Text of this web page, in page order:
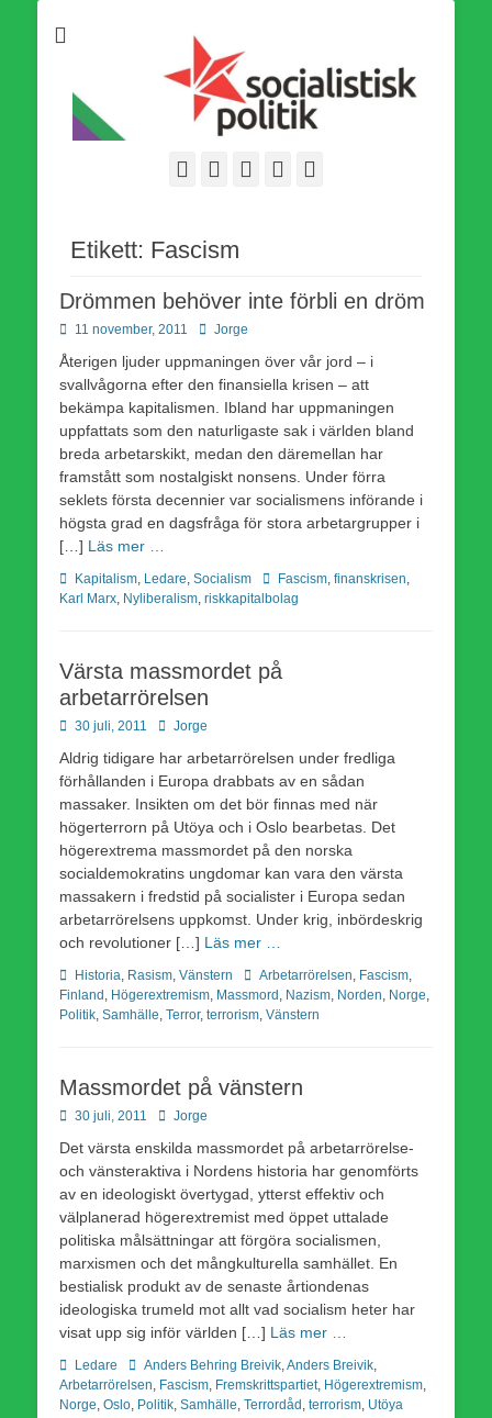
världsomfattande socialistiska Fjärde Internationalen och en viktig
tillgång i kampen för en socialistisk framtid!
FacebookWebbflöde
Instagram
Etikett: Fascism
Drömmen behöver inte förbli en dröm
Publicerad
11 november, 2011 Författare
Jorge
Återigen ljuder uppmaningen över vår jord – i
svallvågorna efter den finansiella krisen – att
bekämpa kapitalismen. Ibland har uppmaningen
uppfattats som den naturligaste sak i världen bland
breda arbetarskikt, medan den däremellan har
framstått som nostalgiskt nonsens. Under förra
seklets första decennier var socialismens införande i
högsta grad en dagsfråga för stora arbetargrupper i
[…] Läs mer …
Kategorier
Kapitalism Ledare Socialism Etiketter
Fascism finanskrisen
Karl Marx Nyliberalism riskkapitalbolag
Värsta massmordet på
arbetarrörelsen
Publicerad
30 juli, 2011 Författare
Jorge
Aldrig tidigare har arbetarrörelsen under fredliga
förhållanden i Europa drabbats av en sådan
massaker. Insikten om det bör finnas med när
högerterrorn på Utöya och i Oslo bearbetas. Det
högerextrema massmordet på den norska
socialdemokratins ungdomar kan vara den värsta
massakern i fredstid på socialister i Europa sedan
arbetarrörelsens uppkomst. Under krig, inbördeskrig
och revolutioner […] Läs mer …
Kategorier
Historia Rasism Vänstern Etiketter
Arbetarrörelsen Fascism
Finland Högerextremism Massmord Nazism Norden Norge
Politik Samhälle Terror, terrorism Vänstern
Massmordet på vänstern
Publicerad
30 juli, 2011 Författare
Jorge
Det värsta enskilda massmordet på arbetarrörelse-
och vänsteraktiva i Nordens historia har genomförts
av en ideologiskt övertygad, ytterst effektiv och
välplanerad högerextremist med öppet uttalade
politiska målsättningar att förgöra socialismen,
marxismen och det mångkulturella samhället. En
bestialisk produkt av de senaste årtiondenas
ideologiska trumeld mot allt vad socialism heter har
visat upp sig inför världen […] Läs mer …
Kategorier
Ledare Etiketter
Anders Behring Breivik Anders Breivik
Arbetarrörelsen Fascism Fremskrittspartiet, Högerextremism
Norge Oslo Politik Samhälle Terrordåd terrorism Utöya